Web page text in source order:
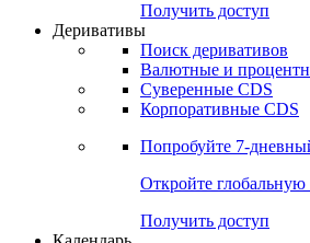
Попробуйте7-дневный
Откройте глобальную
Получить доступ
Деривативы
Валютные и
Корпоративные CDS
Попробуйте7-дневный